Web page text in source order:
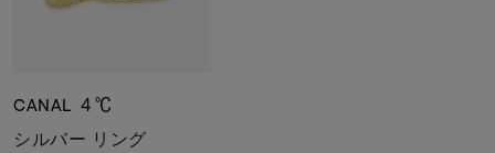
CANAL ４℃
シルバー リング